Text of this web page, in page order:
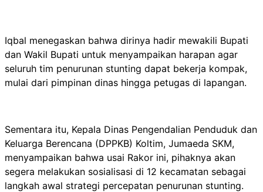
Iqbal menegaskan bahwa dirinya hadir mewakili Bupati
dan Wakil Bupati untuk menyampaikan harapan agar
seluruh tim penurunan stunting dapat bekerja kompak,
mulai dari pimpinan dinas hingga petugas di lapangan.
Sementara itu, Kepala Dinas Pengendalian Penduduk dan
Keluarga Berencana (DPPKB) Koltim, Jumaeda SKM,
menyampaikan bahwa usai Rakor ini, pihaknya akan
segera melakukan sosialisasi di 12 kecamatan sebagai
langkah awal strategi percepatan penurunan stunting.